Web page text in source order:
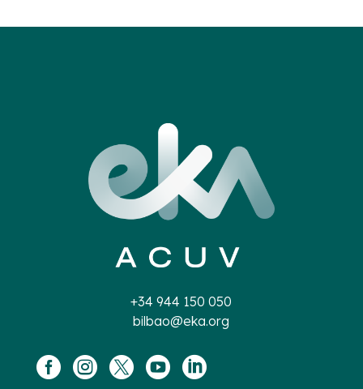
+34 944 150 050
bilbao@eka.org
    